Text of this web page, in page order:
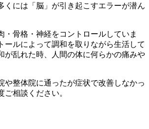
くには「脳」が引き起こすエラーが潜ん
・骨格・神経をコントロールしていま
ールによって調和を取りながら生活して
が乱れた時、人間の体に何らかの痛みや
や整体院に通ったが症状で改善しなかっ
ご相談ください。